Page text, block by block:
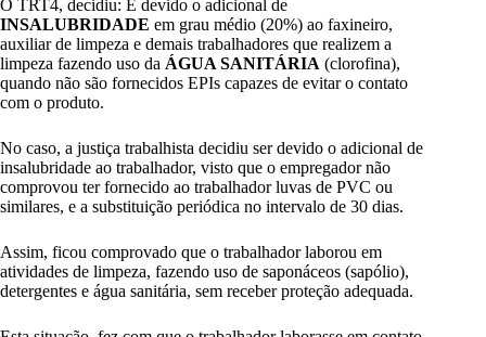
O TRT4, decidiu: É devido o adicional de
INSALUBRIDADE em grau médio (20%) ao faxineiro,
auxiliar de limpeza e demais trabalhadores que realizem a
limpeza fazendo uso da ÁGUA SANITÁRIA (clorofina),
quando não são fornecidos EPIs capazes de evitar o contato
com o produto.
No caso, a justiça trabalhista decidiu ser devido o adicional de
insalubridade ao trabalhador, visto que o empregador não
comprovou ter fornecido ao trabalhador luvas de PVC ou
similares, e a substituição periódica no intervalo de 30 dias.
Assim, ficou comprovado que o trabalhador laborou em
atividades de limpeza, fazendo uso de saponáceos (sapólio),
detergentes e água sanitária, sem receber proteção adequada.